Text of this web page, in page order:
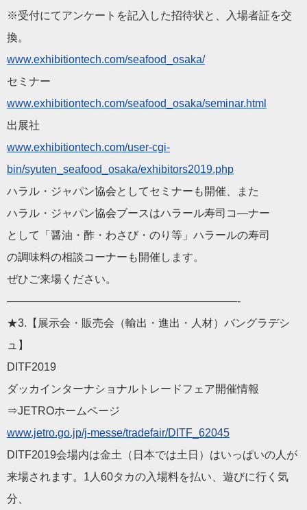
※受付にてアンケートを記入した招待状と、入場者証を交
換。
www.exhibitiontech.com/seafood_osaka/
セミナー
www.exhibitiontech.com/seafood_osaka/seminar.html
出展社
www.exhibitiontech.com/user-cgi-
bin/syuten_seafood_osaka/exhibitors2019.php
ハラル・ジャパン協会としてセミナーも開催、また
ハラル・ジャパン協会ブースはハラール寿司コ―ナー
として「醤油・酢・わさび・のり等」ハラールの寿司
の調味料の相談コーナーも開催します。
ぜひご来場ください。
—————————————————————-
★3.【展示会・販売会（輸出・進出・人材）バングラデシ
ュ】
DITF2019
ダッカインターナショナルトレードフェア開催情報
⇒JETROホームページ
www.jetro.go.jp/j-messe/tradefair/DITF_62045
DITF2019会場内は金土（日本では土日）はいっぱいの人が
来場されます。1人60タカの入場料を払い、遊びに行く気
分、